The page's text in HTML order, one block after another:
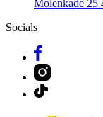
Molenkade 25
Socials